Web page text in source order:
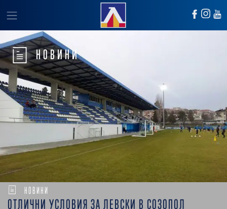
НОВИНИ
НОВИНИ
ОТЛИЧНИ УСЛОВИЯ ЗА ЛЕВСКИ В СОЗОПОЛ